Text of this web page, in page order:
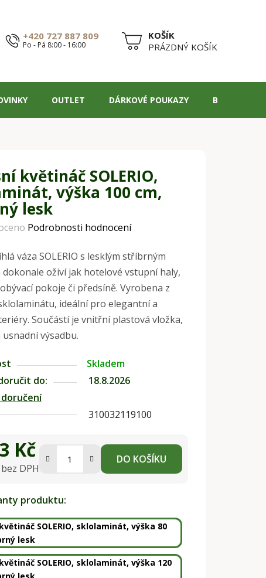
+420 727 887 809
Po - Pá 8:00 - 16:00
NÁKUPNÍPRÁZDNÝ KOŠÍK
OUTLET DÁRKOVÉ POUKAZY BLOG
květináč SOLERIO,
výška 100 cm,
lesk
Podrobnosti hodnocení
váza SOLERIO s lesklým stříbrným
dokonale oživí jak hotelové vstupní haly,
pokoje či předsíně. Vyrobena z
ideální pro elegantní a
Součástí je vnitřní plastová vložka,
výsadbu.
Skladem
do:
18.8.2026
310032119100
Kč
DPH
DO KOŠÍKU
produktu:
SOLERIO, sklolaminát, výška 80
lesk
SOLERIO, sklolaminát, výška 120